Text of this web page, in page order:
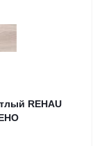
REHAU